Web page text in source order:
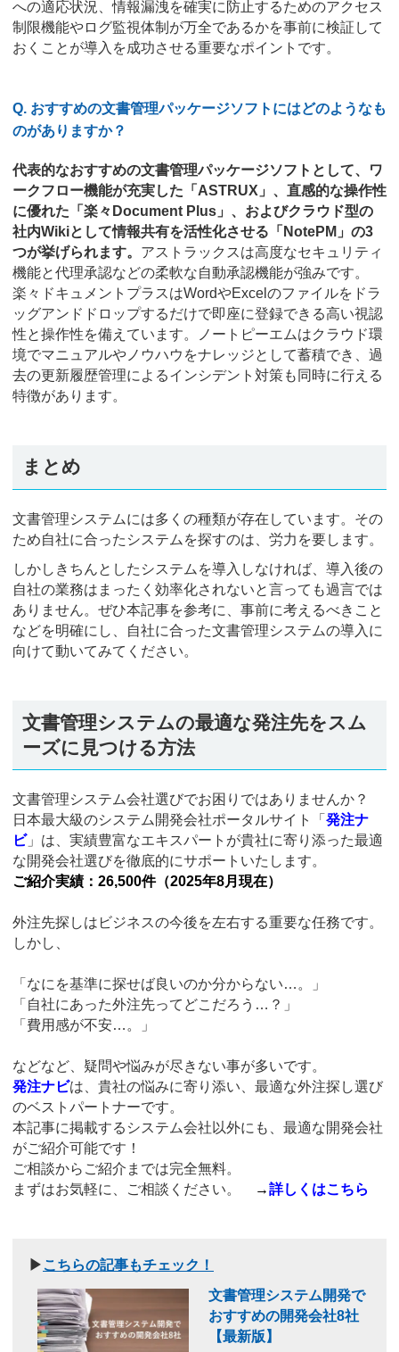
への適応状況、情報漏洩を確実に防止するためのアクセス
制限機能やログ監視体制が万全であるかを事前に検証して
おくことが導入を成功させる重要なポイントです。
Q. おすすめの文書管理パッケージソフトにはどのようなも
のがありますか？
代表的なおすすめの文書管理パッケージソフトとして、ワ
ークフロー機能が充実した「ASTRUX」、直感的な操作性
に優れた「楽々Document Plus」、およびクラウド型の
社内Wikiとして情報共有を活性化させる「NotePM」の3
つが挙げられます。 アストラックスは高度なセキュリティ
機能と代理承認などの柔軟な自動承認機能が強みです。
楽々ドキュメントプラスはWordやExcelのファイルをドラ
ッグアンドドロップするだけで即座に登録できる高い視認
性と操作性を備えています。ノートピーエムはクラウド環
境でマニュアルやノウハウをナレッジとして蓄積でき、過
去の更新履歴管理によるインシデント対策も同時に行える
特徴があります。
まとめ
文書管理システムには多くの種類が存在しています。その
ため自社に合ったシステムを探すのは、労力を要します。
しかしきちんとしたシステムを導入しなければ、導入後の
自社の業務はまったく効率化されないと言っても過言では
ありません。ぜひ本記事を参考に、事前に考えるべきこと
などを明確にし、自社に合った文書管理システムの導入に
向けて動いてみてください。
文書管理システムの最適な発注先をスム
ーズに見つける方法
文書管理システム会社選びでお困りではありませんか？
日本最大級のシステム開発会社ポータルサイト「 発注ナ
ビ」は、実績豊富なエキスパートが貴社に寄り添った最適
な開発会社選びを徹底的にサポートいたします。
ご紹介実績：26,500件（2025年8月現在）
外注先探しはビジネスの今後を左右する重要な任務です。
しかし、
「なにを基準に探せば良いのか分からない…。」
「自社にあった外注先ってどこだろう…？」
「費用感が不安…。」
などなど、疑問や悩みが尽きない事が多いです。
発注ナビは、貴社の悩みに寄り添い、最適な外注探し選び
のベストパートナーです。
本記事に掲載するシステム会社以外にも、最適な開発会社
がご紹介可能です！
ご相談からご紹介までは完全無料。
まずはお気軽に、ご相談ください。
→詳しくはこちら
▶ こちらの記事もチェック！
文書管理システム開発で
おすすめの開発会社8社
【最新版】